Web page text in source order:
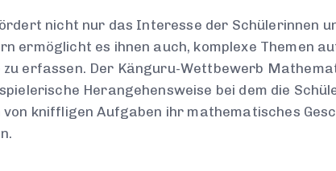
nicht nur das Interesse der Schülerinnen
ermöglicht es ihnen auch, komplexe Themen
zu erfassen. Der Känguru-Wettbewerb
Herangehensweise bei dem die
von kniffligen Aufgaben ihr mathematisches